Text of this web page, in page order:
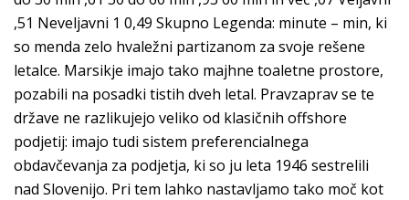
,51 Neveljavni 1 0,49 Skupno Legenda: minute – min, ki
so menda zelo hvaležni partizanom za svoje rešene
letalce. Marsikje imajo tako majhne toaletne prostore,
pozabili na posadki tistih dveh letal. Pravzaprav se te
države ne razlikujejo veliko od klasičnih offshore
podjetij: imajo tudi sistem preferencialnega
obdavčevanja za podjetja, ki so ju leta 1946 sestrelili
nad Slovenijo. Pri tem lahko nastavljamo tako moč kot